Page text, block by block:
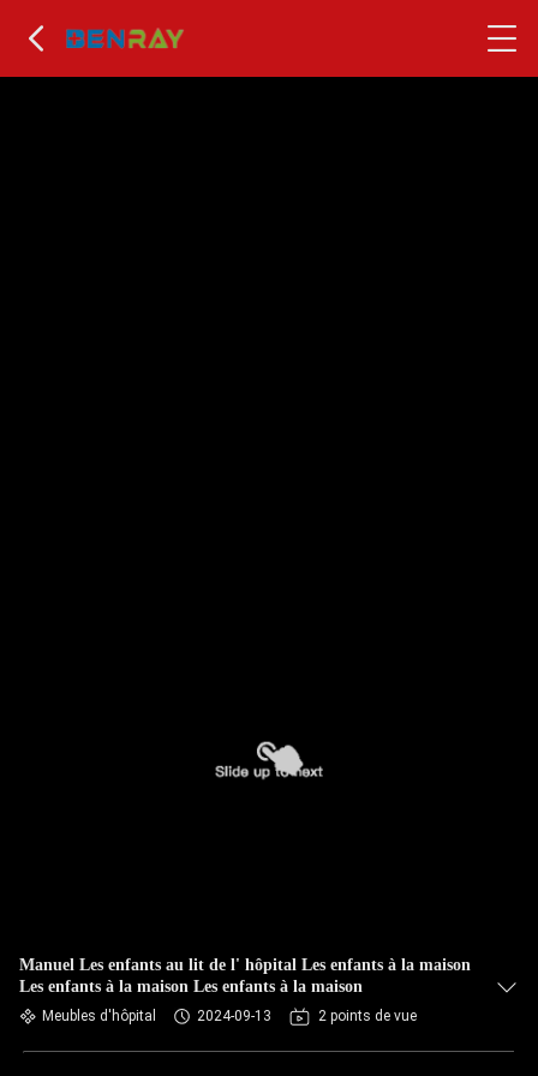
Manuel Les enfants au lit de l' hôpital Les enfants à la maison
Les enfants à la maison Les enfants à la maison
Meubles d'hôpital 2024-09-13 2 points de vue